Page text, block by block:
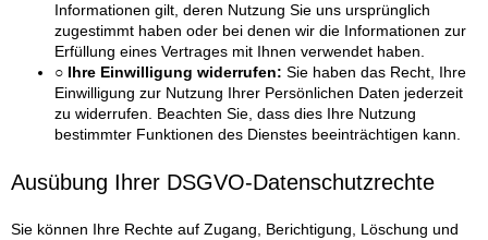
Informationen gilt, deren Nutzung Sie uns ursprünglich
zugestimmt haben oder bei denen wir die Informationen zur
Erfüllung eines Vertrages mit Ihnen verwendet haben.
○ Ihre Einwilligung widerrufen: Sie haben das Recht, Ihre
Einwilligung zur Nutzung Ihrer Persönlichen Daten jederzeit
zu widerrufen. Beachten Sie, dass dies Ihre Nutzung
bestimmter Funktionen des Dienstes beeinträchtigen kann.
Ausübung Ihrer DSGVO-Datenschutzrechte
Sie können Ihre Rechte auf Zugang, Berichtigung, Löschung und